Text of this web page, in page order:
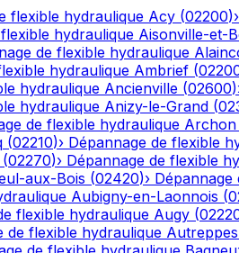
flexible hydraulique Acy (02200)›
hydraulique Aisonville-et-
de flexible hydraulique
hydraulique Ambrief (
hydraulique Ancienville (02600)
hydraulique Anizy-le-Grand (
de flexible hydraulique Archon
(02210)› Dépannage de flexible
(02270)› Dépannage de flexible
aux-Bois (02420)› Dépannage
Aubigny-en-Laonnois (
flexible hydraulique Augy (
de flexible hydraulique Autreppes